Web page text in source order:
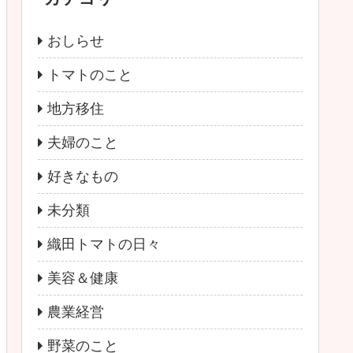
おしらせ
トマトのこと
地方移住
夫婦のこと
好きなもの
未分類
織田トマトの日々
美容＆健康
農業経営
野菜のこと